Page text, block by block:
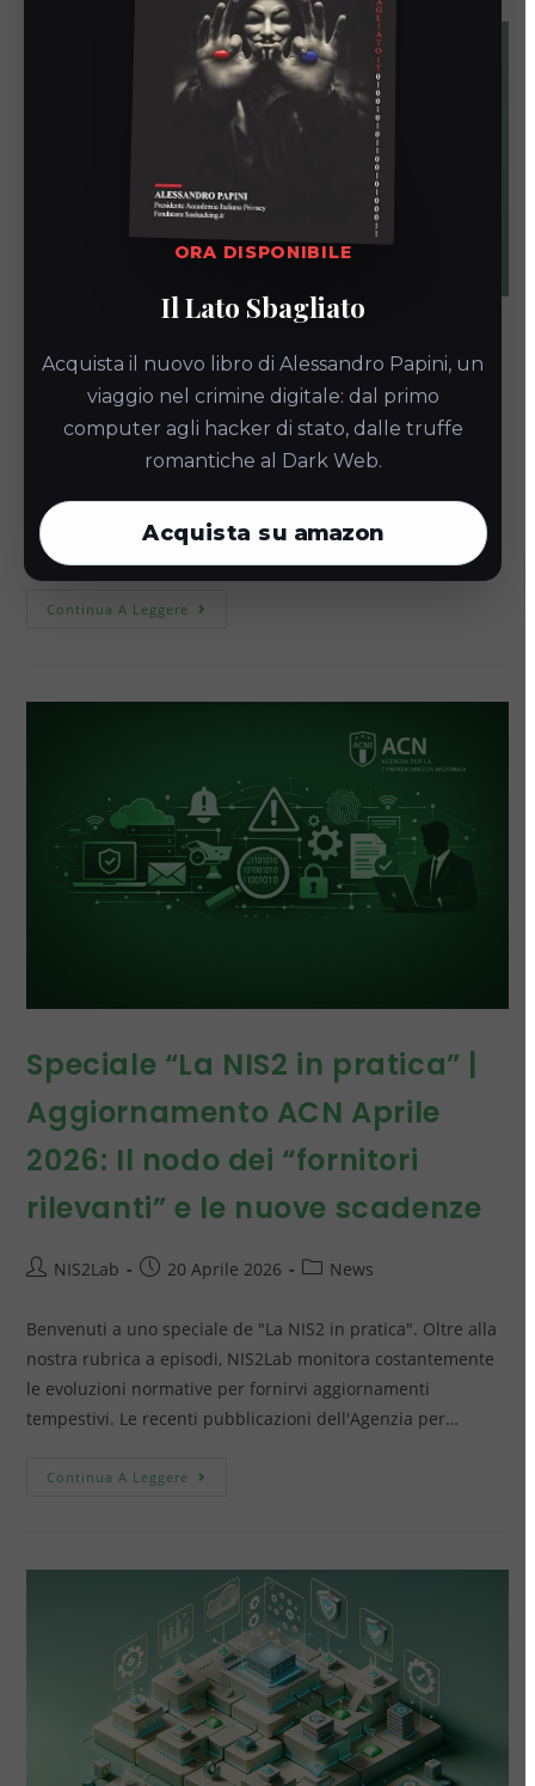
ORA DISPONIBILE
Il Lato Sbagliato
Acquista il nuovo libro di Alessandro Papini, un
viaggio nel crimine digitale: dal primo
computer agli hacker di stato, dalle truffe
romantiche al Dark Web.
Acquista su amazon
Impatto della NIS2 sulla
supply chain IT
Alessandro Papini 23 Aprile 2026
Scopri l'impatto della NIS2 sulla supply chain e le
opportunità per i rivenditori IT.
Continua A Leggere
Speciale “La NIS2 in pratica” |
Aggiornamento ACN Aprile
2026: Il nodo dei “fornitori
rilevanti” e le nuove scadenze
NIS2Lab 20 Aprile 2026 News
Benvenuti a uno speciale de "La NIS2 in pratica". Oltre alla
nostra rubrica a episodi, NIS2Lab monitora costantemente
le evoluzioni normative per fornirvi aggiornamenti
tempestivi. Le recenti pubblicazioni dell'Agenzia per…
Continua A Leggere